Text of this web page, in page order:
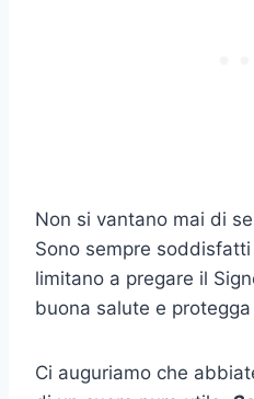
Non si vantano mai di
Sono sempre
limitano a pregare il
buona salute e
Ci auguriamo che